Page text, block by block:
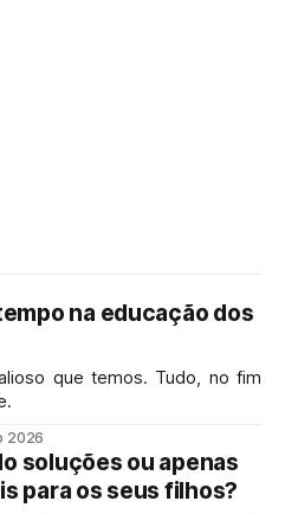
na educação dos
que temos. Tudo, no fim
2026
soluções ou apenas
para os seus filhos?